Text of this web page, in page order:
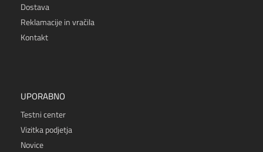
Dostava
Reklamacije in vračila
Kontakt
UPORABNO
Testni center
Vizitka podjetja
Novice